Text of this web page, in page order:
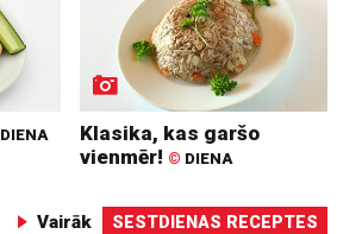
DIENA
Klasika, kas garšo
vienmēr! © DIENA
Vairāk SESTDIENAS RECEPTES